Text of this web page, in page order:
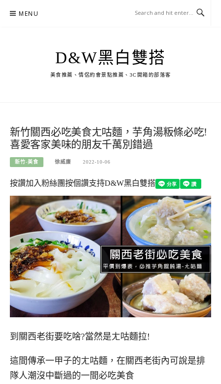
MENU
D&W黑白雙搭
美食推薦、情侶約會景點推薦、3C開箱的部落客
新竹關西必吃美食ㄤ咕麵，芋角湯粄條必吃!
喜愛客家美味的朋友千萬別錯過
新竹-美食 徐威廉 2022-10-06
按讚加入粉絲團按個讚支持D&W黑白雙搭
到關西老街要吃啥?當然是ㄤ咕麵拉!
這間傳承一甲子的ㄤ咕麵，在關西老街內可說是排
隊人潮沒中斷過的一間必吃美食